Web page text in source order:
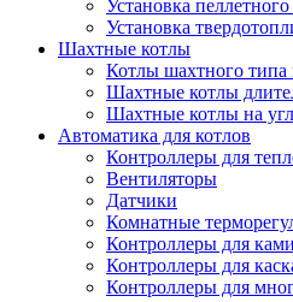
Установка пеллетного
Установка
Шахтные котлы
Котлы шахтного типа
Шахтные котлы
Шахтные котлы на
Автоматика для котлов
Контроллеры для
Вентиляторы
Датчики
Комнатные
Контроллеры для
Контроллеры для
Контроллеры для